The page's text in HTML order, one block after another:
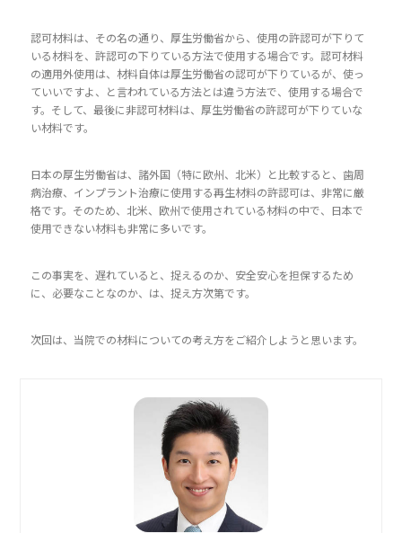
認可材料は、その名の通り、厚生労働省から、使用の許認可が下りて
いる材料を、許認可の下りている方法で使用する場合です。認可材料
の適用外使用は、材料自体は厚生労働省の認可が下りているが、使っ
ていいですよ、と言われている方法とは違う方法で、使用する場合で
す。そして、最後に非認可材料は、厚生労働省の許認可が下りていな
い材料です。
日本の厚生労働省は、諸外国（特に欧州、北米）と比較すると、歯周
病治療、インプラント治療に使用する再生材料の許認可は、非常に厳
格です。そのため、北米、欧州で使用されている材料の中で、日本で
使用できない材料も非常に多いです。
この事実を、遅れていると、捉えるのか、安全安心を担保するため
に、必要なことなのか、は、捉え方次第です。
次回は、当院での材料についての考え方をご紹介しようと思います。